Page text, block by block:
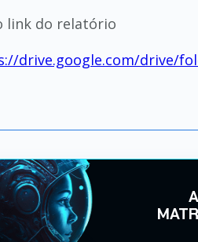
link do relatório
drive.google.com/drive/